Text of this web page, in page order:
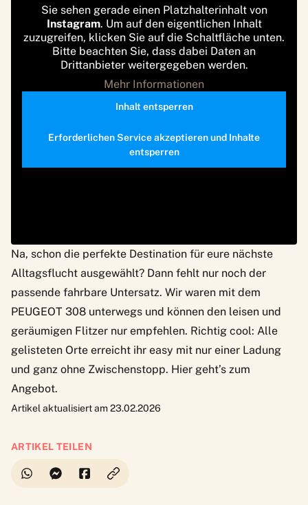
Sie sehen gerade einen Platzhalterinhalt von
Instagram. Um auf den eigentlichen Inhalt
zuzugreifen, klicken Sie auf die Schaltfläche unten.
Bitte beachten Sie, dass dabei Daten an
Drittanbieter weitergegeben werden.
Mehr Informationen
Inhalt entsperren
Erforderlichen Service akzeptieren und Inhalte
entsperren
Na, schon die perfekte Destination für eure nächste
Alltagsflucht ausgewählt? Dann fehlt nur noch der
passende fahrbare Untersatz. Wir waren mit dem
PEUGEOT 308 unterwegs und können den leisen und
geräumigen Flitzer nur empfehlen. Richtig cool: Alle
gelisteten Orte erreicht ihr easy mit nur einer Ladung
und ganz ohne Zwischenstopp. Hier geht’s zum
Angebot.
Artikel aktualisiert am 23.02.2026
ARTIKEL TEILEN